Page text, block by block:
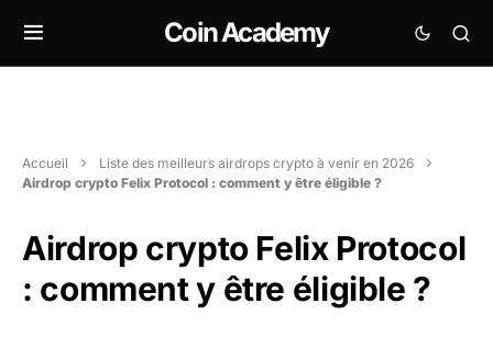
Coin Academy
Accueil
Liste des meilleurs airdrops crypto à venir en 2026
Airdrop crypto Felix Protocol : comment y être éligible ?
Airdrop crypto Felix Protocol
: comment y être éligible ?